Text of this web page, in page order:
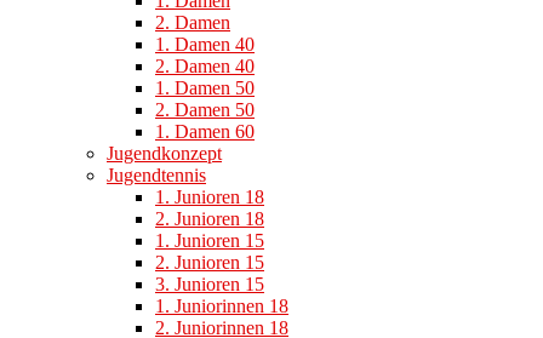
2. Damen
1. Damen 40
2. Damen 40
1. Damen 50
2. Damen 50
1. Damen 60
Jugendkonzept
Jugendtennis
1. Junioren 18
2. Junioren 18
1. Junioren 15
2. Junioren 15
3. Junioren 15
1. Juniorinnen 18
2. Juniorinnen 18